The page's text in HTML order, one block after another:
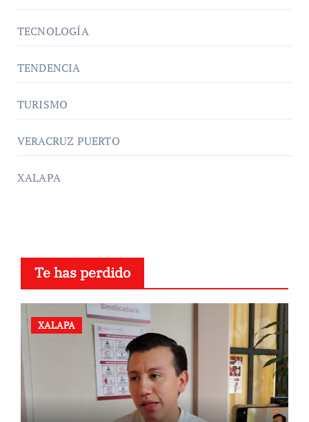
TECNOLOGÍA
TENDENCIA
TURISMO
VERACRUZ PUERTO
XALAPA
Te has perdido
XALAPA